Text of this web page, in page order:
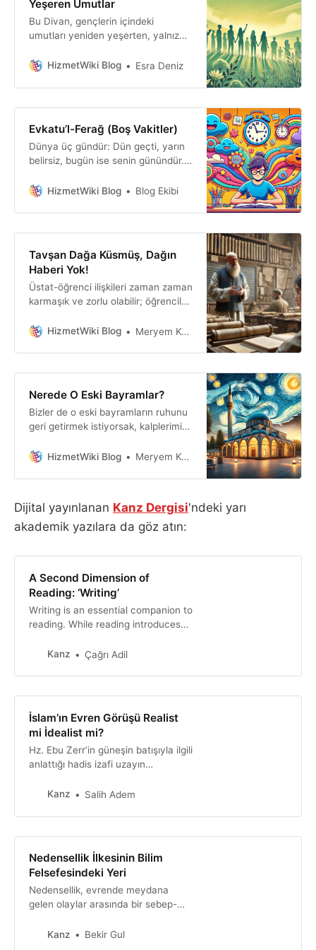
Yeşeren Umutlar
Bu Divan, gençlerin içindeki
umutları yeniden yeşerten, yalnız
ve dayanışma anıydı. Zor
tutunarak güç bulduğu, ortak bir
davanın ateşini yeniden yakan bu
oldu.
HizmetWiki Blog Esra Deniz
Evkatu’l-Ferağ (Boş Vakitler)
Dünya üç gündür: Dün geçti, yarın
belirsiz, bugün ise senin günündür.
kıymetli işler için düzenle. Unutma,
getirir.
HizmetWiki Blog Blog Ekibi
Tavşan Dağa Küsmüş, Dağın
Haberi Yok!
Üstat-öğrenci ilişkileri zaman zaman
karmaşık ve zorlu olabilir; öğrenciler
hatta onlara karşı çıkabilir. Ancak,
düşünce sistemlerinin bir parçasıdır.
HizmetWiki Blog Meryem Köken
Nerede O Eski Bayramlar?
Bizler de o eski bayramların ruhunu
geri getirmek istiyorsak, kalplerimizi
nuruyla aydınlatmalı, sünnetini
değerleri gelecek nesillere
ruhani atmosfer ancak böyle geri
gelir.
HizmetWiki Blog Meryem Köken
Dijital yayınlanan Kanz Dergisi'ndeki yarı
akademik yazılara da göz atın:
A Second Dimension of
Reading: ‘Writing’
Writing is an essential companion to
reading. While reading introduces
our understanding and enables us
critical thinking, personal growth,
and effective communication.
Kanz Çağrı Adil
İslam’ın Evren Görüşü Realist
mi İdealist mi?
Hz. Ebu Zerr’in güneşin batışıyla ilgili
anlattığı hadis izafi uzayın
anlaşılabilir; güneş, gözlemcinin
eder. Böyle bir yorum, modern fizik
kavramlarına uygun düşebilir.
Kanz Salih Adem
Nedensellik İlkesinin Bilim
Felsefesindeki Yeri
Nedensellik, evrende meydana
gelen olaylar arasında bir sebep-
anlamamıza yardımcı olan temel bir
Kanz Bekir Gul